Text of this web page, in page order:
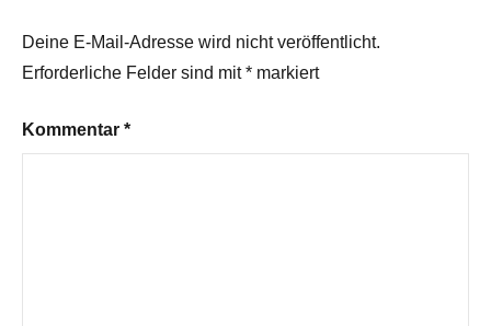
Deine E-Mail-Adresse wird nicht veröffentlicht.
Erforderliche Felder sind mit* markiert
Kommentar *